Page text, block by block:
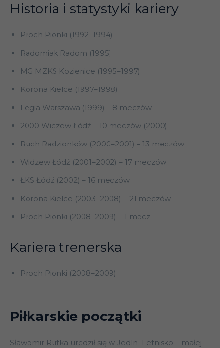
Historia i statystyki kariery
Proch Pionki (1992–1994)
Radomiak Radom (1995)
MG MZKS Kozienice (1995–1997)
Korona Kielce (1997–1998)
Legia Warszawa (1999) – 8 meczów
2000 Widzew Łódź – 10 meczów (2000)
Ruch Radzionków (2000–2001) – 13 meczów
Widzew Łódź (2001–2002) – 17 meczów
ŁKS Łódź (2002) – 16 meczów
Korona Kielce (2003–2008) – 21 meczów
Proch Pionki (2008–2009) – 1 mecz
Kariera trenerska
Proch Pionki (2008–2009)
Piłkarskie początki
Sławomir Rutka urodził się w Jedlni-Letnisko – małej